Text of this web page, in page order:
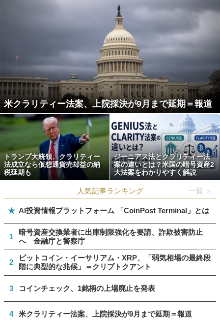
米クラリティー法案、上院採決が9月まで延期＝報道
トランプ大統領、クラリティー
法成立なら仮想通貨売却益の納
税延期も
ジーニアス法とクラリティー法
案の違いとは？米国の暗号資産2
大法案をわかりやすく解説
人気記事ランキング 一覧 ＞
★ AI投資情報プラットフォーム 「CoinPost Terminal」とは
1
暗号資産交換業者に出庫制限強化を要請、詐欺被害防止
へ 金融庁と警察庁
2
ビットコイン・イーサリアム・XRP、「弱気相場の最終段
階に典型的な兆候」＝クリプトクアント
3 コインチェック、1銘柄の上場廃止を発表
4 米クラリティー法案、上院採決が9月まで延期＝報道